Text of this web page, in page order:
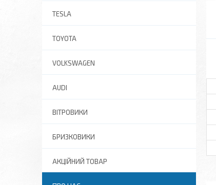
TESLA
TOYOTA
VOLKSWAGEN
AUDI
ВІТРОВИКИ
БРИЗКОВИКИ
АКЦІЙНИЙ ТОВАР